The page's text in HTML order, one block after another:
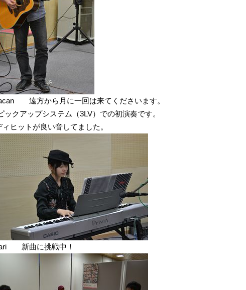
遠方から月に一回は来てくださいます。
ックアップシステム（3LV）での初演奏です。
ィヒットが良い音してました。
新曲に挑戦中！